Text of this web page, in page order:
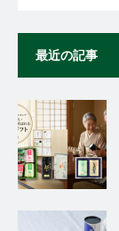
最近の記事